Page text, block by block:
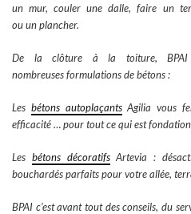
un mur, couler une dalle, faire un
ou un plancher.
De la clôture à la toiture,
nombreuses formulations de bétons :
Les bétons autoplaçantsAgilia vous
efficacité … pour tout ce qui est
Les bétons décoratifsArtevia :
bouchardés parfaits pour votre allée,
BPAI c’est avant tout des conseils, du